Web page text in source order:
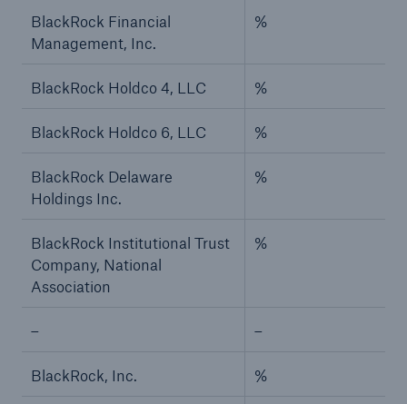
BlackRock Financial
Management, Inc.
%
BlackRock Holdco 4, LLC %
BlackRock Holdco 6, LLC %
BlackRock Delaware
Holdings Inc.
%
BlackRock Institutional Trust
Company, National
Association
%
– –
BlackRock, Inc. %